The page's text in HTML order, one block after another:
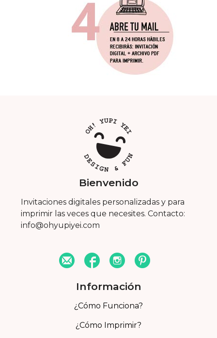
Bienvenido
Invitaciones digitales personalizadas y para
imprimir las veces que necesites. Contacto:
info@ohyupiyei.com
Información
¿Cómo Funciona?
¿Cómo Imprimir?